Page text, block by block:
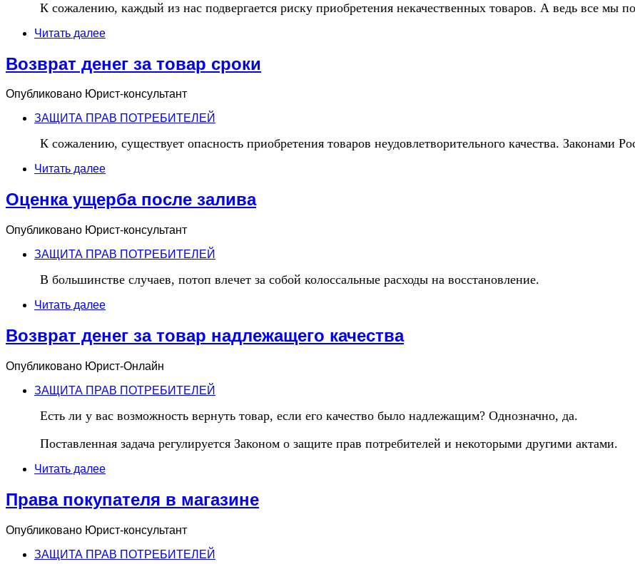
К сожалению, каждый из нас подвергается риску приобретения некачественных товаров. А ведь все мы
Читать далее
Возврат денег за товар сроки
Опубликовано Юрист-консультант
ЗАЩИТА ПРАВ ПОТРЕБИТЕЛЕЙ
К сожалению, существует опасность приобретения товаров неудовлетворительного качества. Законами
Читать далее
Оценка ущерба после залива
Опубликовано Юрист-консультант
ЗАЩИТА ПРАВ ПОТРЕБИТЕЛЕЙ
В большинстве случаев, потоп влечет за собой колоссальные расходы на восстановление.
Читать далее
Возврат денег за товар надлежащего качества
Опубликовано Юрист-Онлайн
ЗАЩИТА ПРАВ ПОТРЕБИТЕЛЕЙ
Есть ли у вас возможность вернуть товар, если его качество было надлежащим? Однозначно, да.
Поставленная задача регулируется Законом о защите прав потребителей и некоторыми другими актами.
Читать далее
Права покупателя в магазине
Опубликовано Юрист-консультант
ЗАЩИТА ПРАВ ПОТРЕБИТЕЛЕЙ